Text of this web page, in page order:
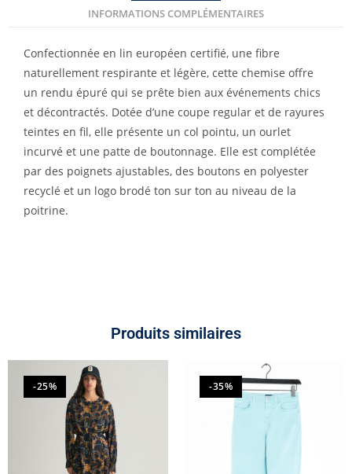
INFORMATIONS COMPLÉMENTAIRES
Confectionnée en lin européen certifié, une fibre
naturellement respirante et légère, cette chemise offre
un rendu épuré qui se prête bien aux événements chics
et décontractés. Dotée d’une coupe regular et de rayures
teintes en fil, elle présente un col pointu, un ourlet
incurvé et une patte de boutonnage. Elle est complétée
par des poignets ajustables, des boutons en polyester
recyclé et un logo brodé ton sur ton au niveau de la
poitrine.
Produits similaires
-25% -35%